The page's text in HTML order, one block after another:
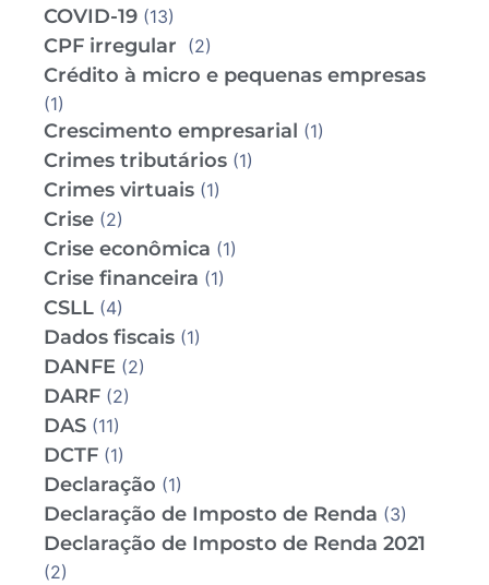
COVID-19 (13)
CPF irregular (2)
Crédito à micro e pequenas empresas
(1)
Crescimento empresarial (1)
Crimes tributários (1)
Crimes virtuais (1)
Crise (2)
Crise econômica (1)
Crise financeira (1)
CSLL (4)
Dados fiscais (1)
DANFE (2)
DARF (2)
DAS (11)
DCTF (1)
Declaração (1)
Declaração de Imposto de Renda (3)
Declaração de Imposto de Renda 2021
(2)